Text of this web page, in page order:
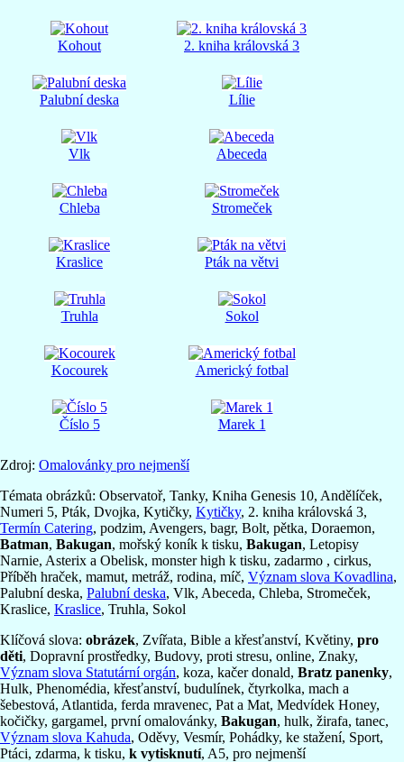
Kohout 2. kniha královská 3
Palubní deska Lílie
Vlk Abeceda
Chleba Stromeček
Kraslice Pták na větvi
Truhla Sokol
Kocourek Americký fotbal
Číslo 5 Marek 1
Zdroj: Omalovánky pro nejmenší
Témata obrázků: Observatoř, Tanky, Kniha Genesis 10, Andělíček,
Numeri 5, Pták, Dvojka, Kytičky, Kytičky, 2. kniha královská 3,
Termín Catering, podzim, Avengers, bagr, Bolt, pětka, Doraemon,
Batman, Bakugan, mořský koník k tisku, Bakugan, Letopisy
Narnie, Asterix a Obelisk, monster high k tisku, zadarmo , cirkus,
Příběh hraček, mamut, metráž, rodina, míč, Význam slova Kovadlina,
Palubní deska, Palubní deska, Vlk, Abeceda, Chleba, Stromeček,
Kraslice, Kraslice, Truhla, Sokol
Klíčová slova: obrázek, Zvířata, Bible a křesťanství, Květiny, pro
děti, Dopravní prostředky, Budovy, proti stresu, online, Znaky,
Význam slova Statutární orgán, koza, kačer donald, Bratz panenky,
Hulk, Phenomédia, křesťanství, budulínek, čtyrkolka, mach a
šebestová, Atlantida, ferda mravenec, Pat a Mat, Medvídek Honey,
kočičky, gargamel, první omalovánky, Bakugan, hulk, žirafa, tanec,
Význam slova Kahuda, Oděvy, Vesmír, Pohádky, ke stažení, Sport,
Ptáci, zdarma, k tisku, k vytisknutí, A5, pro nejmenší